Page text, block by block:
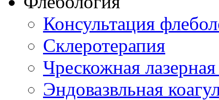
Консультация
Склеротерапия
Чрескожная
Эндовазвльная